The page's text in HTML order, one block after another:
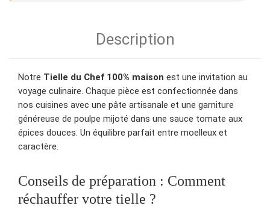
Description
Notre Tielle du Chef 100% maison est une invitation au
voyage culinaire. Chaque pièce est confectionnée dans
nos cuisines avec une pâte artisanale et une garniture
généreuse de poulpe mijoté dans une sauce tomate aux
épices douces. Un équilibre parfait entre moelleux et
caractère.
Conseils de préparation : Comment
réchauffer votre tielle ?